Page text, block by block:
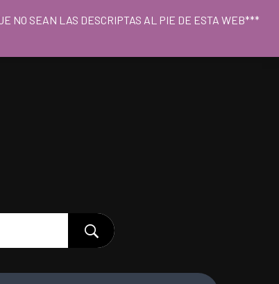
NO SEAN LAS DESCRIPTAS AL PIE DE ESTA WEB***